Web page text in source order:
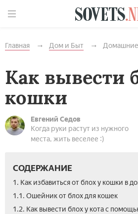
Главная Дом и Быт
Как вывести
кошки
Евгений Седов
Когда руки растут из нужного
места, жить веселее :)
СОДЕРЖАНИЕ
1. Как избавиться от блох у кошки в
1.1. Ошейник от блох для кошек
1.2. Как вывести блох у кота с